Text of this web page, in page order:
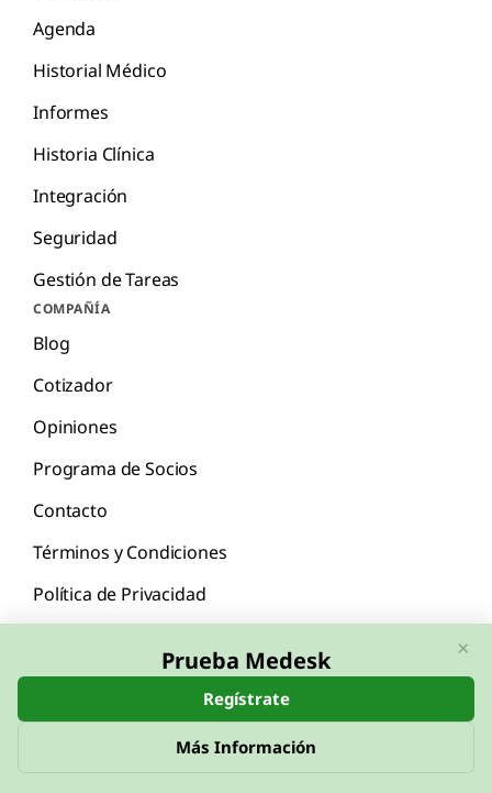
Agenda
Historial Médico
Informes
Historia Clínica
Integración
Seguridad
Gestión de Tareas
COMPAÑÍA
Blog
Cotizador
Opiniones
Programa de Socios
Contacto
Términos y Condiciones
Política de Privacidad
English Español
Prueba Medesk
Regístrate
Más Información
×